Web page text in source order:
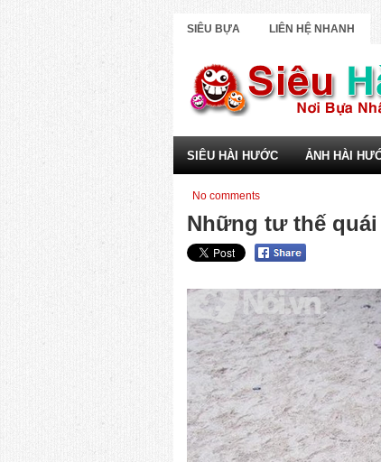
SIÊU BỰA LIÊN HỆ NHANH
SIÊU HÀI HƯỚC ẢNH HÀI
No comments
Những tư thế